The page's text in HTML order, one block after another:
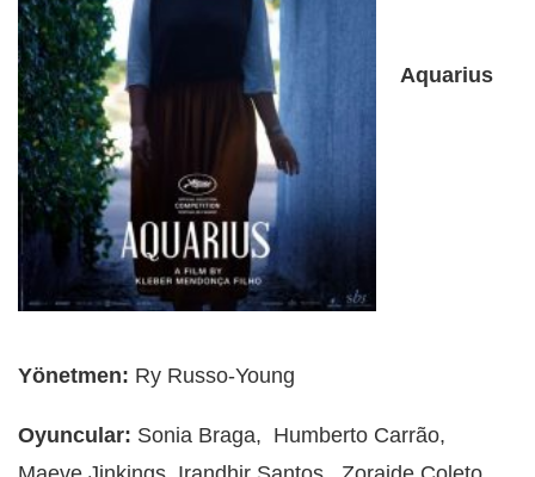
Aquarius
Yönetmen: Ry Russo-Young
Oyuncular: Sonia Braga, Humberto Carrão,